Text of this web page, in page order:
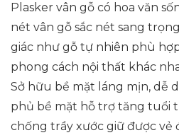
Plasker vân gỗ có hoa văn
nét vân gỗ sắc nét sang
giác như gỗ tự nhiên phù
phong cách nội thất khác
Sở hữu bề mặt láng mịn, dễ
phủ bề mặt hỗ trợ tăng tuổi
chống trầy xước giữ được vẻ